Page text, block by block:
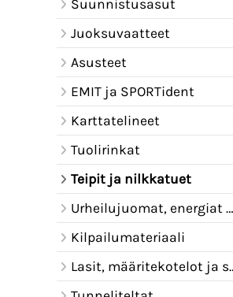
Suunnistusasut
Juoksuvaatteet
Asusteet
EMIT ja SPORTident
Karttatelineet
Tuolirinkat
Teipit ja nilkkatuet
Urheilujuomat, energiat ja juomavyöt
Kilpailumateriaali
Lasit, määritekotelot ja sadelipat